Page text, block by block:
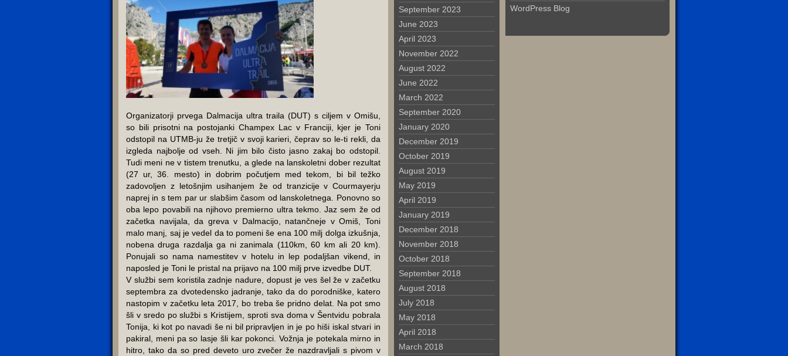
Organizatorji prvega Dalmacija ultra traila (DUT) s ciljem v Omišu,
so bili prisotni na postojanki Champex Lac v Franciji, kjer je Toni
odstopil na UTMB-ju že tretjič v svoji karieri, čeprav so le-ti rekli, da
izgleda najbolje od vseh. Ni jim bilo čisto jasno zakaj bo odstopil.
Tudi meni ne v tistem trenutku, a glede na lanskoletni dober rezultat
(27 ur, 36. mesto) in dobrim počutjem med tekom, bi bil težko
zadovoljen z letošnjim usihanjem že od tranzicije v Courmayerju
naprej in s tem par ur slabšim časom od lanskoletnega. Ponovno so
oba lepo povabili na njihovo premierno ultra tekmo. Jaz sem že od
začetka navijala, da greva v Dalmacijo, natančneje v Omiš, Toni
malo manj, saj je vedel da to pomeni še ena 100 milj dolga izkušnja,
nobena druga razdalja ga ni zanimala (110km, 60 km ali 20 km).
Ponujali so nama namestitev v hotelu in lep podaljšan vikend, in
naposled je Toni le pristal na prijavo na 100 milj prve izvedbe DUT.
V službi sem koristila zadnje nadure, dopust je ves šel že v začetku
septembra za dvotedensko jadranje, tako da do porodniške, katero
nastopim v začetku leta 2017, bo treba še pridno delat. Na pot smo
šli v sredo po službi s Kristijem, sproti sva doma v Šentvidu pobrala
Tonija, ki kot po navadi še ni bil pripravljen in je po hiši iskal stvari in
pakiral, meni pa so lasje šli kar pokonci. Vožnja je potekala mirno in
hitro, tako da so pred deveto uro zvečer že nazdravljali s pivom v
September 2023
June 2023
April 2023
November 2022
August 2022
June 2022
March 2022
September 2020
January 2020
December 2019
October 2019
August 2019
May 2019
April 2019
January 2019
December 2018
November 2018
October 2018
September 2018
August 2018
July 2018
May 2018
April 2018
March 2018
WordPress Blog